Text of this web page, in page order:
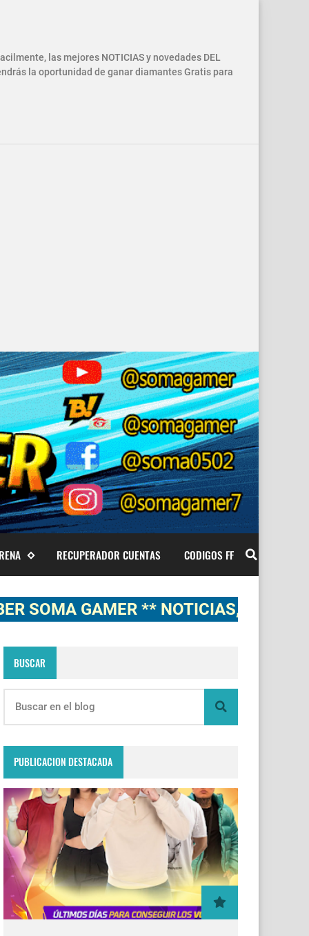
las mejores NOTICIAS y novedades DEL
la oportunidad de ganar diamantes Gratis para
RECUPERADOR CUENTAS CODIGOS FF
GAMER ** NOTICIAS, NOVEDADES,
BUSCAR
PUBLICACION DESTACADA